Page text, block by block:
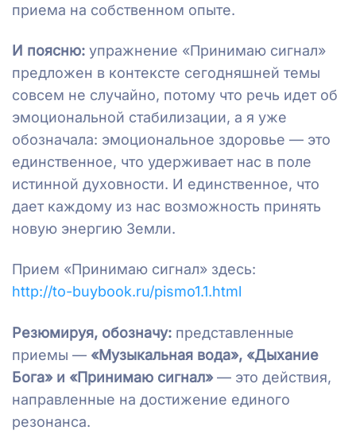
приема на собственном опыте.
И поясню: упражнение «Принимаю сигнал»
предложен в контексте сегодняшней темы
совсем не случайно, потому что речь идет об
эмоциональной стабилизации, а я уже
обозначала: эмоциональное здоровье — это
единственное, что удерживает нас в поле
истинной духовности. И единственное, что
дает каждому из нас возможность принять
новую энергию Земли.
Прием «Принимаю сигнал» здесь:
http://to-buybook.ru/pismo1.1.html
Резюмируя, обозначу: представленные
приемы — «Музыкальная вода», «Дыхание
Бога» и «Принимаю сигнал»— это действия,
направленные на достижение единого
резонанса.